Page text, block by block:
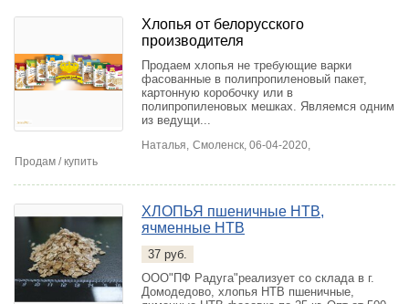
Хлопья от белорусского
производителя
Продаем хлопья не требующие варки
фасованные в полипропиленовый пакет,
картонную коробочку или в
полипропиленовых мешках. Являемся одним
из ведущи...
Наталья, Смоленск, 06-04-2020,
Продам / купить
ХЛОПЬЯ пшеничные НТВ,
ячменные НТВ
37 руб.
ООО"ПФ Радуга"реализует со склада в г.
Домодедово, хлопья НТВ пшеничные,